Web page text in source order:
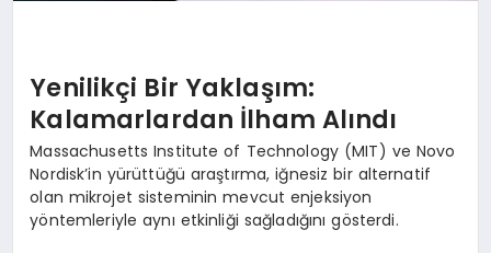
Yenilikçi Bir Yaklaşım:
Kalamarlardan İlham Alındı
Massachusetts Institute of Technology (MIT) ve Novo
Nordisk’in yürüttüğü araştırma, iğnesiz bir alternatif
olan mikrojet sisteminin mevcut enjeksiyon
yöntemleriyle aynı etkinliği sağladığını gösterdi.